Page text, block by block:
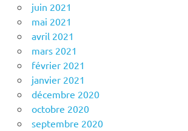
juin 2021
mai 2021
avril 2021
mars 2021
février 2021
janvier 2021
décembre 2020
octobre 2020
septembre 2020